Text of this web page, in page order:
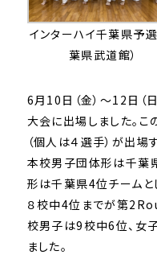
インターハイ千葉県予選
葉県武道館）
6月10日（金）～12日（
大会に出場しました。
（個人は４選手）が出場
本校男子団体形は千葉
形は千葉県4位チームと
８校中4位までが第
校男子は9校中6位、女
ました。